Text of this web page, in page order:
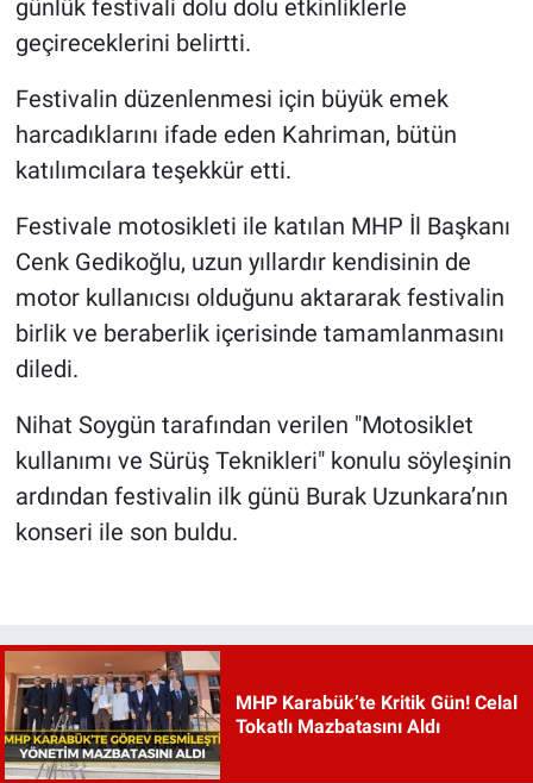
günlük festivali dolu dolu etkinliklerle
geçireceklerini belirtti.
Festivalin düzenlenmesi için büyük emek
harcadıklarını ifade eden Kahriman, bütün
katılımcılara teşekkür etti.
Festivale motosikleti ile katılan MHP İl Başkanı
Cenk Gedikoğlu, uzun yıllardır kendisinin de
motor kullanıcısı olduğunu aktararak festivalin
birlik ve beraberlik içerisinde tamamlanmasını
diledi.
Nihat Soygün tarafından verilen "Motosiklet
kullanımı ve Sürüş Teknikleri" konulu söyleşinin
ardından festivalin ilk günü Burak Uzunkara’nın
konseri ile son buldu.
MHP Karabük’te Kritik Gün! Celal
Tokatlı Mazbatasını Aldı